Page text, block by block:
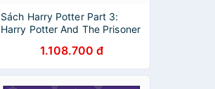
Sách Harry Potter Part 3:
Harry Potter And The Prisoner
Illustrated Edition (Harry
Potter và tù nhân ngục
Azkaban) (English Book)
1.108.700 đ